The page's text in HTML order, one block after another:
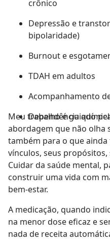
crônico
Depressão e
bipolaridade)
Burnout e
TDAH em adultos
Acompanhamento
Dependência
Meu trabalho é guiado
abordagem que não olha
também para o que
vínculos, seus
Cuidar da saúde mental,
construir uma vida com
bem-estar.
A medicação, quando
na menor dose eficaz e
nada de receita